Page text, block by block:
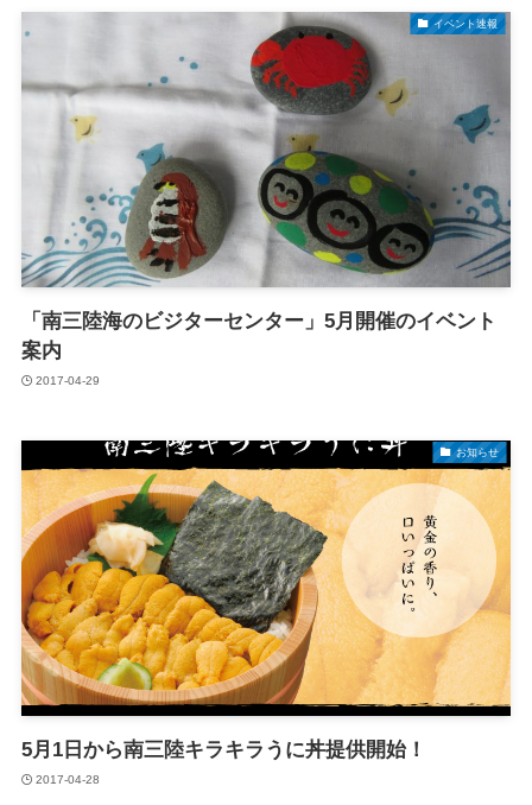
イベント速報
「南三陸海のビジターセンター」5月開催のイベント
案内
2017-04-29
お知らせ
5月1日から南三陸キラキラうに丼提供開始！
2017-04-28